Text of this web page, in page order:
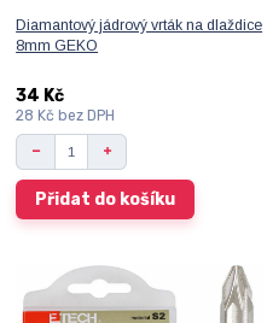
Diamantový jádrový vrták na dlaždice
8mm GEKO
34 Kč
28 Kčbez DPH
Přidat do košíku